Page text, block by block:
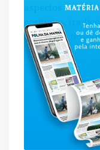
aspectos da
costumes,
Seu relato